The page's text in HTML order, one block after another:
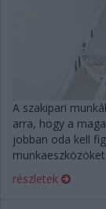
A szakipari
arra, hogy a
jobban oda kell
részletek